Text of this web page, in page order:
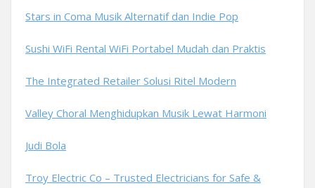
Stars in Coma Musik Alternatif dan Indie Pop
Sushi WiFi Rental WiFi Portabel Mudah dan Praktis
The Integrated Retailer Solusi Ritel Modern
Valley Choral Menghidupkan Musik Lewat Harmoni
Judi Bola
Troy Electric Co – Trusted Electricians for Safe &